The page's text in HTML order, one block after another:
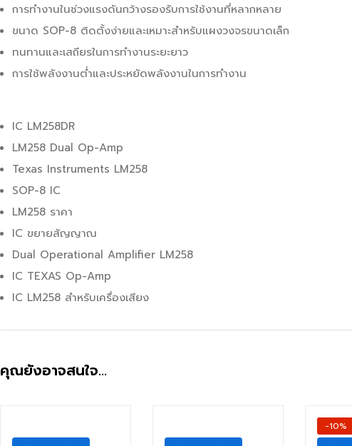
การทำงานในช่วงแรงดันกว้างรองรับการใช้งานที่หลากหลาย
ขนาด SOP-8 ติดตั้งง่ายและเหมาะสำหรับแผงวงจรขนาดเล็ก
ทนทานและเสถียรในการทำงานระยะยาว
การใช้พลังงานต่ำและประหยัดพลังงานในการทำงาน
IC LM258DR
LM258 Dual Op-Amp
Texas Instruments LM258
SOP-8 IC
LM258 ราคา
IC ขยายสัญญาณ
Dual Operational Amplifier LM258
IC TEXAS Op-Amp
IC LM258 สำหรับเครื่องเสียง
คุณยังอาจสนใจ…
-10%